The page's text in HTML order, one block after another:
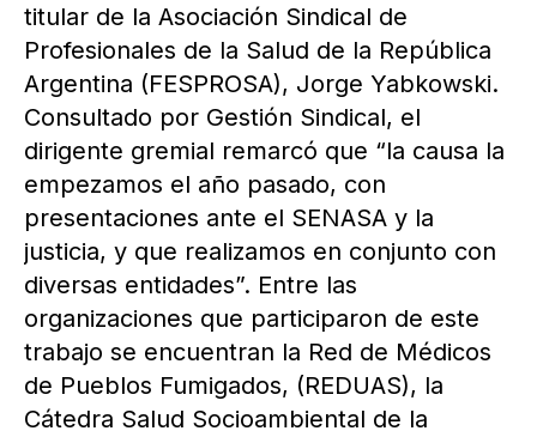
titular de la Asociación Sindical de
Profesionales de la Salud de la República
Argentina (FESPROSA), Jorge Yabkowski.
Consultado por Gestión Sindical, el
dirigente gremial remarcó que “la causa la
empezamos el año pasado, con
presentaciones ante el SENASA y la
justicia, y que realizamos en conjunto con
diversas entidades”. Entre las
organizaciones que participaron de este
trabajo se encuentran la Red de Médicos
de Pueblos Fumigados, (REDUAS), la
Cátedra Salud Socioambiental de la